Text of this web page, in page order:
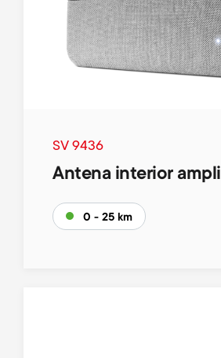
SV 9436
Antena interior
0 - 25 km